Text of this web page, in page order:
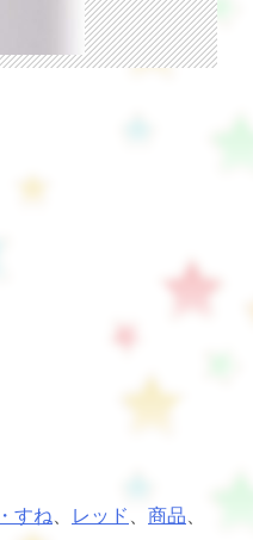
すね レッド 商品